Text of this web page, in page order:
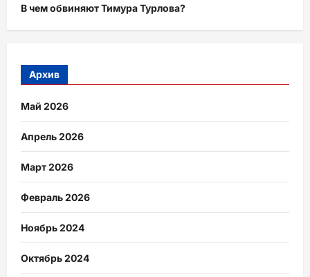
В чем обвиняют Тимура Турлова?
Архив
Май 2026
Апрель 2026
Март 2026
Февраль 2026
Ноябрь 2024
Октябрь 2024